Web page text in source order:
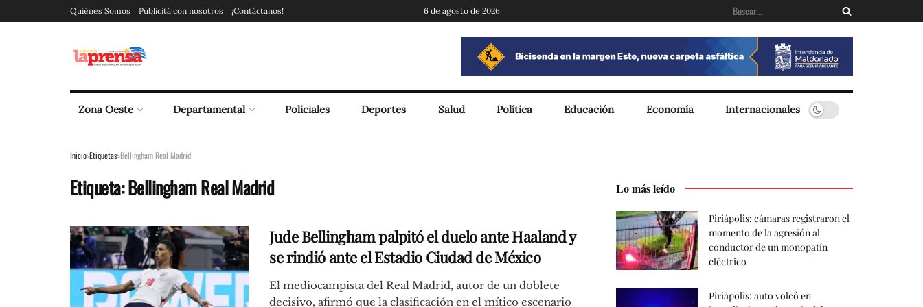
Quiénes Somos Publicitá con nosotros ¡Contáctanos! 6 de agosto de 2026
Zona Oeste Departamental Policiales Deportes Salud Política Educación Economía Internacionales
Inicio Etiquetas Bellingham Real Madrid
Etiqueta:Bellingham Real Madrid
Jude Bellingham palpitó el duelo ante Haaland y
se rindió ante el Estadio Ciudad de México
El mediocampista del Real Madrid, autor de un doblete
decisivo, afirmó que la clasificación en el mítico escenario
Lo más leído
Piriápolis: cámaras registraron el
momento de la agresión al
conductor de un monopatín
eléctrico
Piriápolis: auto volcó en